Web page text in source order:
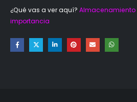
¿Qué vas a ver aquí? Almacenamiento
importancia